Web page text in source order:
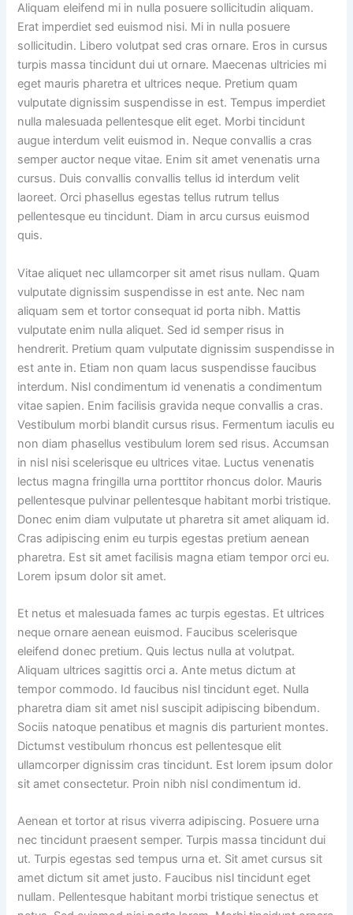
Aliquam eleifend mi in nulla posuere sollicitudin aliquam.
Erat imperdiet sed euismod nisi. Mi in nulla posuere
sollicitudin. Libero volutpat sed cras ornare. Eros in cursus
turpis massa tincidunt dui ut ornare. Maecenas ultricies mi
eget mauris pharetra et ultrices neque. Pretium quam
vulputate dignissim suspendisse in est. Tempus imperdiet
nulla malesuada pellentesque elit eget. Morbi tincidunt
augue interdum velit euismod in. Neque convallis a cras
semper auctor neque vitae. Enim sit amet venenatis urna
cursus. Duis convallis convallis tellus id interdum velit
laoreet. Orci phasellus egestas tellus rutrum tellus
pellentesque eu tincidunt. Diam in arcu cursus euismod
quis.
Vitae aliquet nec ullamcorper sit amet risus nullam. Quam
vulputate dignissim suspendisse in est ante. Nec nam
aliquam sem et tortor consequat id porta nibh. Mattis
vulputate enim nulla aliquet. Sed id semper risus in
hendrerit. Pretium quam vulputate dignissim suspendisse in
est ante in. Etiam non quam lacus suspendisse faucibus
interdum. Nisl condimentum id venenatis a condimentum
vitae sapien. Enim facilisis gravida neque convallis a cras.
Vestibulum morbi blandit cursus risus. Fermentum iaculis eu
non diam phasellus vestibulum lorem sed risus. Accumsan
in nisl nisi scelerisque eu ultrices vitae. Luctus venenatis
lectus magna fringilla urna porttitor rhoncus dolor. Mauris
pellentesque pulvinar pellentesque habitant morbi tristique.
Donec enim diam vulputate ut pharetra sit amet aliquam id.
Cras adipiscing enim eu turpis egestas pretium aenean
pharetra. Est sit amet facilisis magna etiam tempor orci eu.
Lorem ipsum dolor sit amet.
Et netus et malesuada fames ac turpis egestas. Et ultrices
neque ornare aenean euismod. Faucibus scelerisque
eleifend donec pretium. Quis lectus nulla at volutpat.
Aliquam ultrices sagittis orci a. Ante metus dictum at
tempor commodo. Id faucibus nisl tincidunt eget. Nulla
pharetra diam sit amet nisl suscipit adipiscing bibendum.
Sociis natoque penatibus et magnis dis parturient montes.
Dictumst vestibulum rhoncus est pellentesque elit
ullamcorper dignissim cras tincidunt. Est lorem ipsum dolor
sit amet consectetur. Proin nibh nisl condimentum id.
Aenean et tortor at risus viverra adipiscing. Posuere urna
nec tincidunt praesent semper. Turpis massa tincidunt dui
ut. Turpis egestas sed tempus urna et. Sit amet cursus sit
amet dictum sit amet justo. Faucibus nisl tincidunt eget
nullam. Pellentesque habitant morbi tristique senectus et